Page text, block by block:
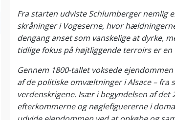
Fra starten udviste Schlumberger nemlig
skråninger i Vogeserne, hvor
dengang anset som vanskelige at dyrke,
tidlige fokus på højtliggende terroirs er
Gennem 1800-tallet voksede
af de politiske omvæltninger i Alsace –
verdenskrigene. Især i begyndelsen af det
efterkommerne og nøglefiguererne i